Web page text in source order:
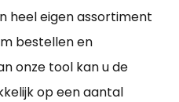
heel eigen assortiment
bestellen en
onze tool kan u de
op een aantal